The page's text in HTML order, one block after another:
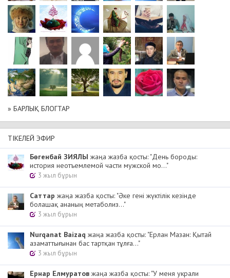
» БАРЛЫҚ БЛОГТАР
ТІКЕЛЕЙ ЭФИР
Бөгенбай ЗИЯЛЫ жаңа жазба қосты: "День бороды:
история неотъемлемой части мужской мо..."
3 жыл бұрын
Cаттар жаңа жазба қосты: "Әке гені жүктілік кезінде
болашақ ананың метаболиз..."
3 жыл бұрын
Nurqanat Baizaq жаңа жазба қосты: "Ерлан Мазан: Қытай
азаматтығынан бас тартқан тұлға..."
3 жыл бұрын
Ернар Елмуратов жаңа жазба қосты: "У меня украли